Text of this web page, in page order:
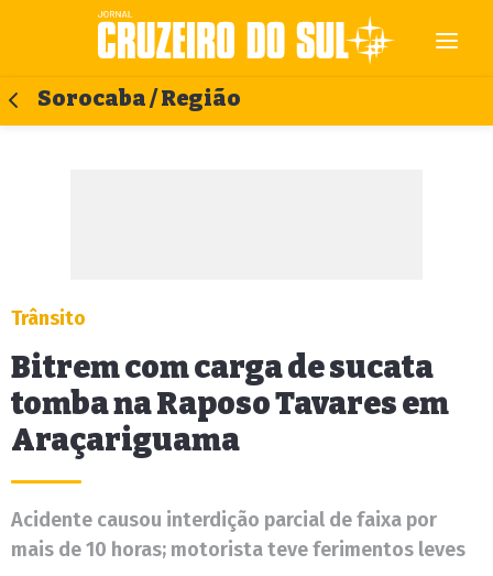
Sorocaba / Região
Trânsito
Bitrem com carga de sucata
tomba na Raposo Tavares em
Araçariguama
Acidente causou interdição parcial de faixa por
mais de 10 horas; motorista teve ferimentos leves